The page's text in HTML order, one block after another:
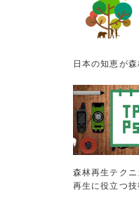
日本の知恵が
森林再生テク
再生に役立つ